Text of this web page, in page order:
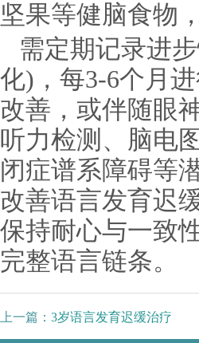
坚果等健脑食物
需定期记录进
化)，每3-6个月
改善，或伴随眼
听力检测、脑电
闭症谱系障碍等
改善语言发育迟
保持耐心与一致
完整语言链条。
上一篇： 3岁语言发育迟缓治疗